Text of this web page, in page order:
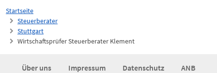
Startseite
Steuerberater
Stuttgart
Wirtschaftsprüfer Steuerberater Klement
Über uns Impressum Datenschutz ANB